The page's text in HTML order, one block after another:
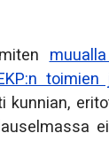
miten